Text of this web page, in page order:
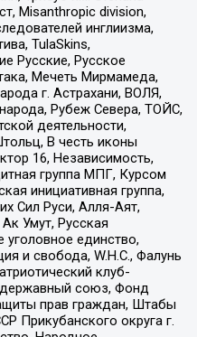
Misanthropic division,
инглиизма,
TulaSkins,
Русские, Русское
Мечеть Мирмамеда,
г. Астрахани, ВОЛЯ,
Рубеж Севера, ТОЙС,
деятельности,
В честь иконы
16, Независимость,
группа МПГ, Курсом
инициативная группа,
Сил Руси, Алля-Аят,
Умут, Русская
уголовное единство,
и свобода, W.H.С., Фалунь
клуб-
союз, Фонд
прав граждан, Штабы
Прикубанского округа г.